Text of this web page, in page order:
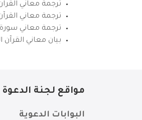
ترجمة معاني
ترجمة معاني
ترجمة معاني سورة
بيان معاني القرآن
مواقع لجنة الدعوة
البوابات الدعوية